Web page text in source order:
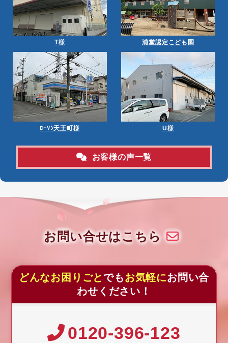
T様 浦堂認定こども園
ﾛｰｿﾝ天王町様 U様
お客様の声一覧
お問い合せはこちら
どんなお困りごと でもお気軽にお問い合
わせください！
0120-396-123